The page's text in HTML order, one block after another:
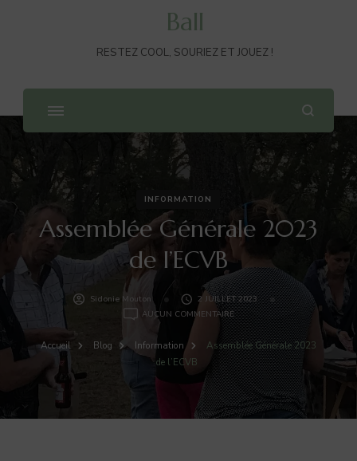
Ball
RESTEZ COOL, SOURIEZ ET JOUEZ !
INFORMATION
Assemblée Générale 2023
de l’ECVB
Sidonie Mouton
2 JUILLET 2023
AUCUN COMMENTAIREASSEMBLÉE
GÉNÉRALE
2023
DE
L’ECVB
Accueil Blog Information
Assemblée Générale 2023
de l’ECVB